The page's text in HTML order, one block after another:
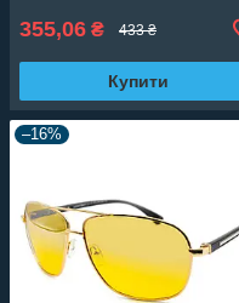
355,06 ₴ 433 ₴
Купити
–16%